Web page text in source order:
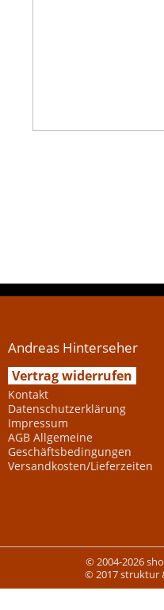
Andreas Hinterseher
Kontakt
Datenschutzerklärung
Impressum
AGB Allgemeine
Geschäftsbedingungen
Versandkosten/Lieferzeiten
© 2004-2026
© 2017 struktur